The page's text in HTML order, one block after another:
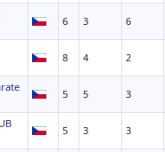
6 3 6
8 4 2
5 5 3
5 3 3